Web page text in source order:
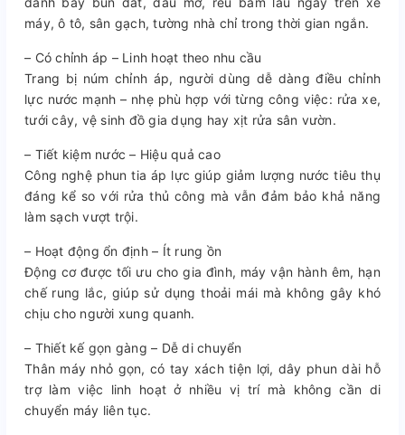
máy, ô tô, sân gạch, tường nhà chỉ trong thời gian ngắn.
– Có chỉnh áp – Linh hoạt theo nhu cầu
Trang bị núm chỉnh áp, người dùng dễ dàng điều chỉnh
lực nước mạnh – nhẹ phù hợp với từng công việc: rửa xe,
tưới cây, vệ sinh đồ gia dụng hay xịt rửa sân vườn.
– Tiết kiệm nước – Hiệu quả cao
Công nghệ phun tia áp lực giúp giảm lượng nước tiêu thụ
đáng kể so với rửa thủ công mà vẫn đảm bảo khả năng
làm sạch vượt trội.
– Hoạt động ổn định – Ít rung ồn
Động cơ được tối ưu cho gia đình, máy vận hành êm, hạn
chế rung lắc, giúp sử dụng thoải mái mà không gây khó
chịu cho người xung quanh.
– Thiết kế gọn gàng – Dễ di chuyển
Thân máy nhỏ gọn, có tay xách tiện lợi, dây phun dài hỗ
trợ làm việc linh hoạt ở nhiều vị trí mà không cần di
chuyển máy liên tục.